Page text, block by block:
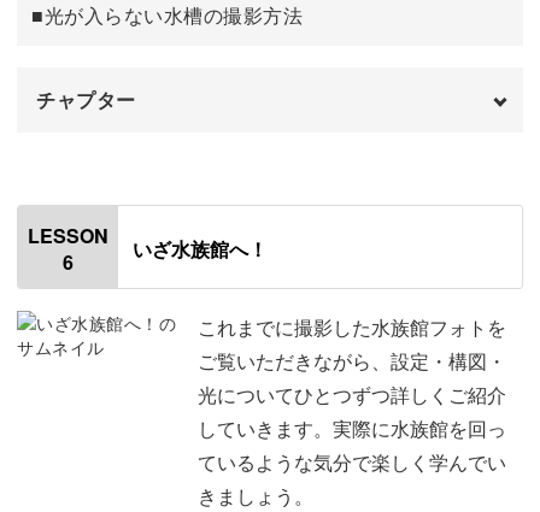
■光が入らない水槽の撮影方法
チャプター
はじめに
光の種類について
光の使い方 01:49
アングルや画角を変えて撮影する 03:31
光のゆらめきを写す 04:39
生き物の影を写してみる
LESSON
6
いざ水族館へ！
これまでに撮影した水族館フォトを
ご覧いただきながら、設定・構図・
光についてひとつずつ詳しくご紹介
していきます。実際に水族館を回っ
ているような気分で楽しく学んでい
きましょう。